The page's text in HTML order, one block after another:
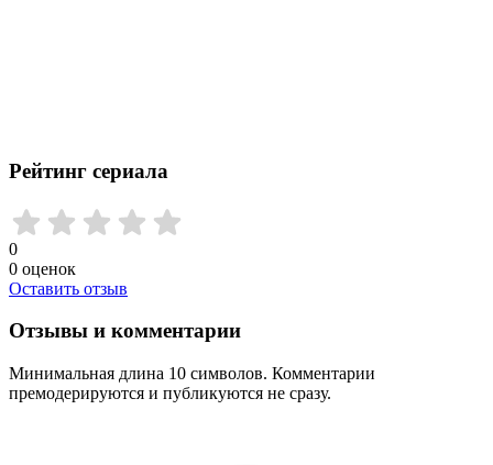
Рейтинг сериала
0
0 оценок
Оставить отзыв
Отзывы и комментарии
Минимальная длина 10 символов. Комментарии
премодерируются и публикуются не сразу.